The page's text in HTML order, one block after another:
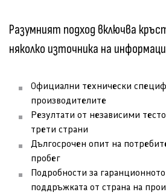
Разумният подход включва
няколко източника на
Официални технически
производителите
Резултати от независими
трети страни
Дългосрочен опит на
пробег
Подробности за
поддръжката от страна на